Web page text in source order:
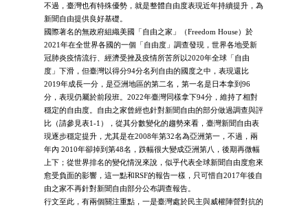
不過，臺灣也有特殊優勢，就是整體自由度表現近年持續提升，為
新聞自由提供良好基礎。
國際著名的無政府組織美國「自由之家」（Freedom House）於
2021年在全世界各國的一個「自由度」調查發現，世界各地受新
冠肺炎疫情流行、經濟受挫及疫情所苦所以2020年全球「自由
度」下滑，但臺灣以得分94分名列自由的國度之中，表現還比
2019年成長一分，是亞洲地區的第二名，第一名是日本拿到96
分，表現仍屬於前段班。2022年臺灣同樣拿下94分，維持了相對
穩定的自由度。自由之家曾經也針對新聞自由的部分做過調查與評
比（請參見表1-1），從其分數變化的趨勢來看，臺灣新聞自由表
現逐步穩定提升，尤其是在2008年第32名為亞洲第一，不過，兩
年內 2010年卻掉到第48名，跌幅很大變成亞洲第八，後期再微幅
上下；從世界排名的變化情況來說，似乎代表全球新聞自由度愈來
愈受負面的影響，這一點和RSF的報告一樣，只可惜自2017年後自
由之家不再針對新聞自由部分公布調查報告。
行文至此，有兩個關注重點，一是臺灣處於民主與威權陣營對抗的